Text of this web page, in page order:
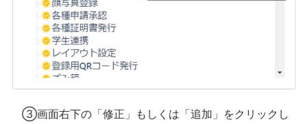
③画面右下の「修正」もしくは「追加」をクリックし